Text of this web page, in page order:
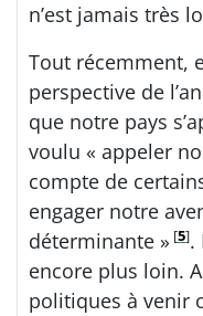
n’est jamais très
Tout récemment,
perspective de
que notre pays
voulu « appeler
compte de
engager notre
déterminante » [5].
encore plus loin.
politiques à venir